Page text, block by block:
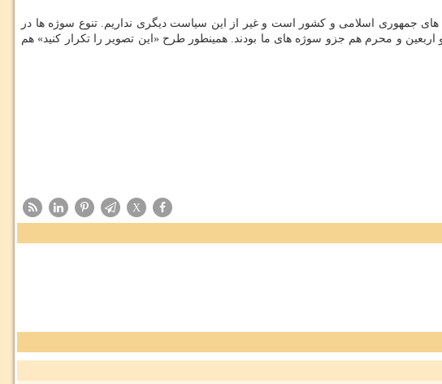
جمهوری اسلامی و كشور است و غیر از این سیاست دیگری نداریم. تنوع سوژه ها در
و محرم هم جزو سوژه های ما بودند. همینطور طرح «این تصویر را تكرار كنید» هم
X